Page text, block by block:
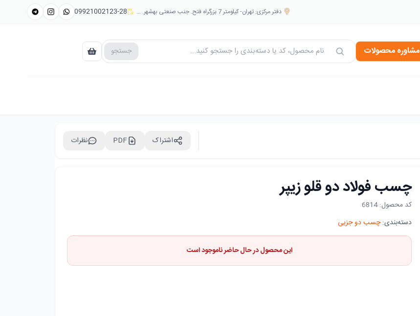
دفتر مرکزی: تهران- کیلومتر 7 بزرگراه فتح. جنب صنعتی بهشهر. هایپر نانو جهانبخش 09921002123-28
مشاوره محصولات جستجو در محصولات جستجو
اشتراک PDF نظرات
چسب فولاد دو قلو زیپر
کد محصول:6814
دسته‌بندی:چسب دو جزیی
این محصول در حال حاضر ناموجود است